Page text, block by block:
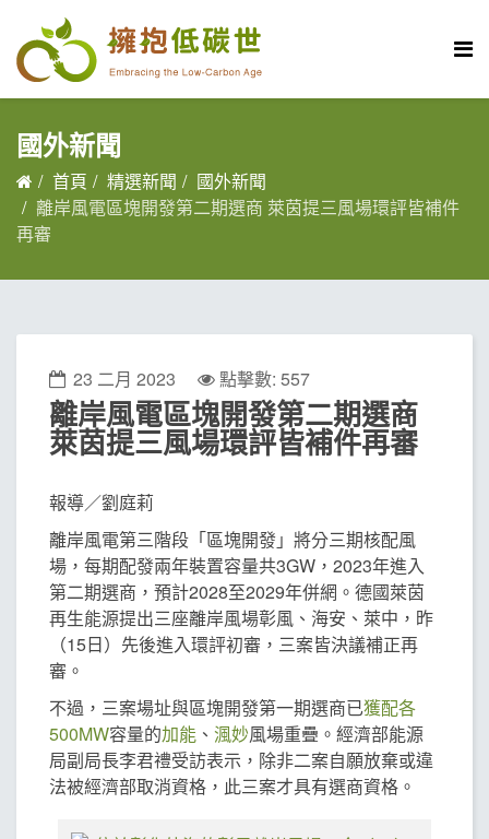
國外新聞
首頁 精選新聞
國外新聞
離岸風電區塊開發第二期選商 萊茵提三風場環評皆補件
再審
23 二月 2023 點擊數: 557
離岸風電區塊開發第二期選商
萊茵提三風場環評皆補件再審
報導／劉庭莉
離岸風電第三階段「區塊開發」將分三期核配風
場，每期配發兩年裝置容量共3GW，2023年進入
第二期選商，預計2028至2029年併網。德國萊茵
再生能源提出三座離岸風場彰風、海安、萊中，昨
（15日）先後進入環評初審，三案皆決議補正再
審。
不過，三案場址與區塊開發第一期選商已獲配各
500MW容量的加能 、 渢妙風場重疊。經濟部能源
局副局長李君禮受訪表示，除非二案自願放棄或違
法被經濟部取消資格，此三案才具有選商資格。